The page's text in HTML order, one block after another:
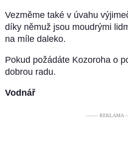
Vezměme také v úvahu
díky němuž jsou moudrými
na míle daleko.
Pokud požádáte Kozoroha o
dobrou radu.
Vodnář
––––– REKLAMA